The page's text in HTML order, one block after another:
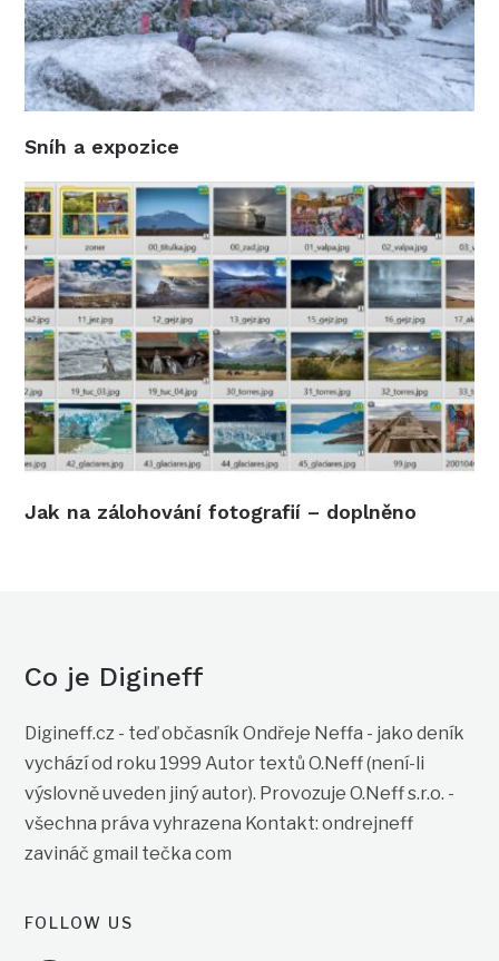
Sníh a expozice
Jak na zálohování fotografií – doplněno
Co je Digineff
Digineff.cz - teď občasník Ondřeje Neffa - jako deník
vychází od roku 1999 Autor textů O.Neff (není-li
výslovně uveden jiný autor). Provozuje O.Neff s.r.o. -
všechna práva vyhrazena Kontakt: ondrejneff
zavináč gmail tečka com
FOLLOW US